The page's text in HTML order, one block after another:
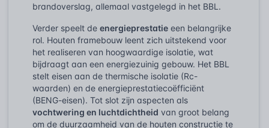
brandoverslag, allemaal vastgelegd in het BBL.
Verder speelt de energieprestatie een belangrijke
rol. Houten framebouw leent zich uitstekend voor
het realiseren van hoogwaardige isolatie, wat
bijdraagt aan een energiezuinig gebouw. Het BBL
stelt eisen aan de thermische isolatie (Rc-
waarden) en de energieprestatiecoëfficiënt
(BENG-eisen). Tot slot zijn aspecten als
vochtwering en luchtdichtheid van groot belang
om de duurzaamheid van de houten constructie te